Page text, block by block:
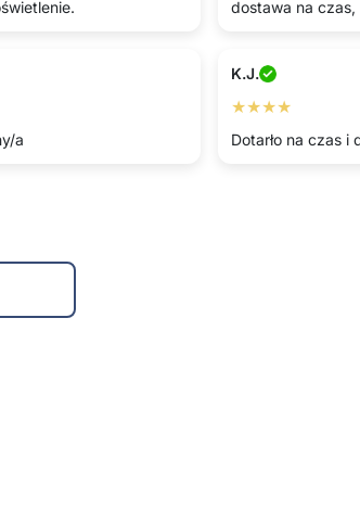
dostawa na
a
K.J.
★★★★
Dotarło na czas i